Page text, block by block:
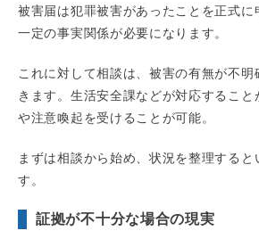
被害届は犯罪被害があったことを正式に
一定の事実関係が必要になります。
これに対して相談は、被害の有無が不明
きます。生活安全課などが対応すること
や注意喚起を受けることが可能。
まずは相談から始め、状況を整理すると
す。
証拠が不十分な場合の現実